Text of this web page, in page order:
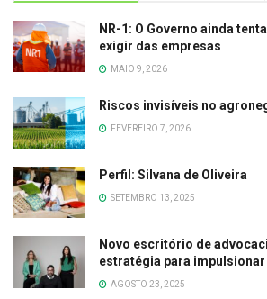
NR-1: O Governo ainda
exigir das empresas
MAIO 9, 2026
Riscos invisíveis no
FEVEREIRO 7, 2026
Perfil: Silvana de Oliveira
SETEMBRO 13, 2025
Novo escritório de
estratégia para
AGOSTO 23, 2025